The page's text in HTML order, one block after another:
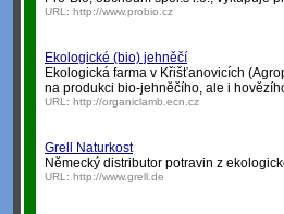
URL: http://www.probio.cz
Ekologické (bio) jehněčí
Ekologická farma v Křišťanovicích
na produkci bio-jehněčího, ale i
URL: http://organiclamb.ecn.cz
Grell Naturkost
Německý distributor potravin z
URL: http://www.grell.de